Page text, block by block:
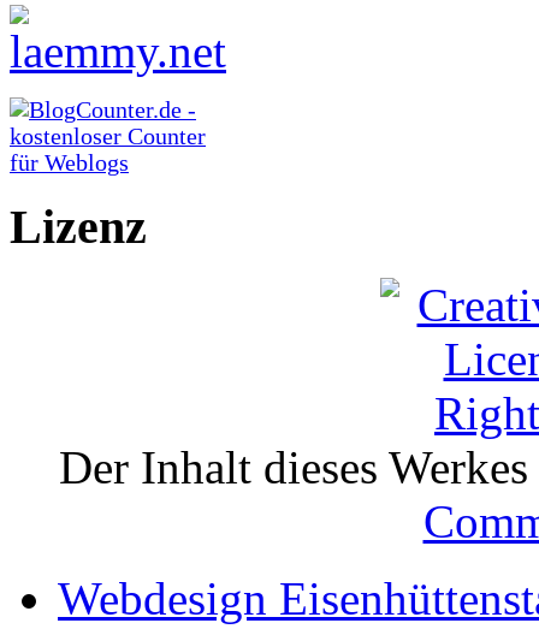
Lizenz
Der Inhalt dieses
Webdesign